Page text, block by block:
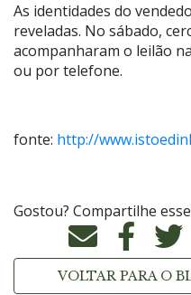
As identidades do
reveladas. No sábado,
acompanharam o leilão
ou por telefone.
fonte: http://
Gostou? Compartilhe
VOLTAR PARA O